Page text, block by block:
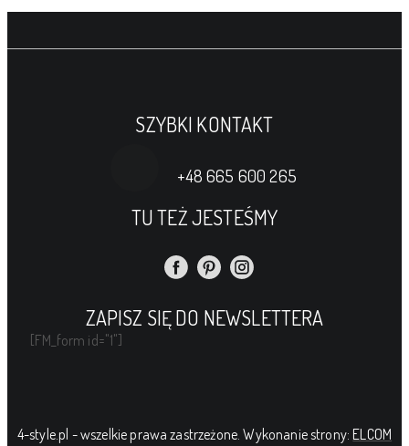
SZYBKI KONTAKT
+48 665 600 265
TU TEŻ JESTEŚMY
ZAPISZ SIĘ DO NEWSLETTERA
[FM_form id="1"]
4-style.pl - wszelkie prawa zastrzeżone. Wykonanie strony:ELCOM